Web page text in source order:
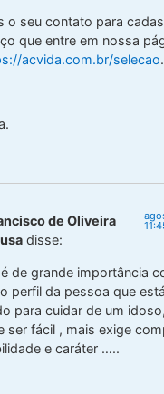
o seu contato para
que entre em nossa
acvida.com.br/selecao.
de Oliveira
disse:
de grande importância
perfil da pessoa que
para cuidar de um
ser fácil , mais exige
e caráter …..